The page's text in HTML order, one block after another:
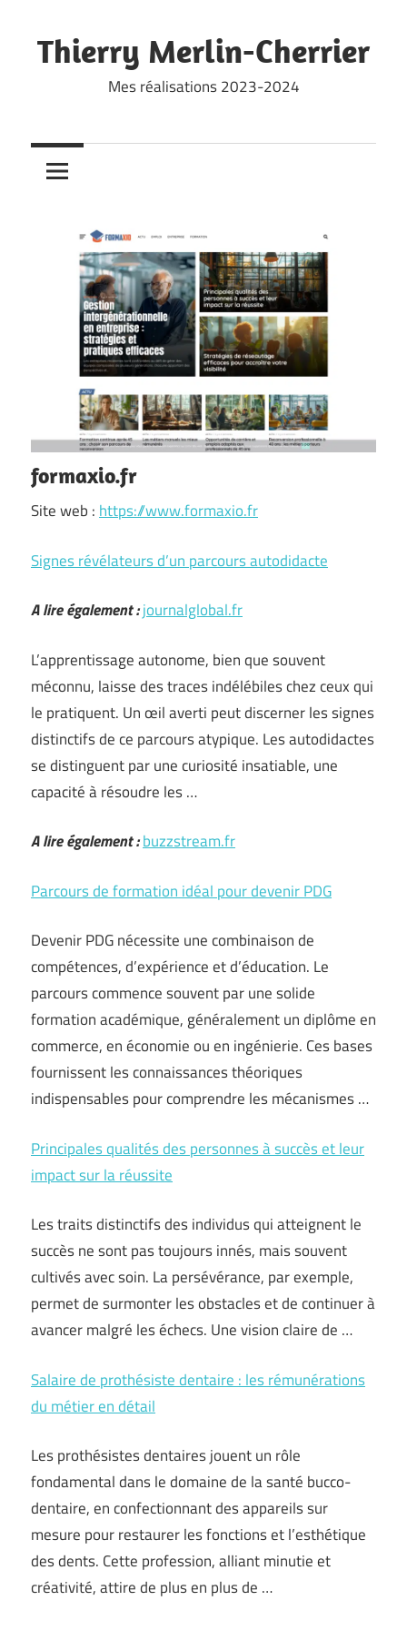
to
content
Thierry Merlin-Cherrier
Mes réalisations 2023-2024
formaxio.fr
Site web : https://www.formaxio.fr
Signes révélateurs d’un parcours autodidacte
A lire également :journalglobal.fr
L’apprentissage autonome, bien que souvent
méconnu, laisse des traces indélébiles chez ceux qui
le pratiquent. Un œil averti peut discerner les signes
distinctifs de ce parcours atypique. Les autodidactes
se distinguent par une curiosité insatiable, une
capacité à résoudre les …
A lire également :buzzstream.fr
Parcours de formation idéal pour devenir PDG
Devenir PDG nécessite une combinaison de
compétences, d’expérience et d’éducation. Le
parcours commence souvent par une solide
formation académique, généralement un diplôme en
commerce, en économie ou en ingénierie. Ces bases
fournissent les connaissances théoriques
indispensables pour comprendre les mécanismes …
Principales qualités des personnes à succès et leur
impact sur la réussite
Les traits distinctifs des individus qui atteignent le
succès ne sont pas toujours innés, mais souvent
cultivés avec soin. La persévérance, par exemple,
permet de surmonter les obstacles et de continuer à
avancer malgré les échecs. Une vision claire de …
Salaire de prothésiste dentaire : les rémunérations
du métier en détail
Les prothésistes dentaires jouent un rôle
fondamental dans le domaine de la santé bucco-
dentaire, en confectionnant des appareils sur
mesure pour restaurer les fonctions et l’esthétique
des dents. Cette profession, alliant minutie et
créativité, attire de plus en plus de …